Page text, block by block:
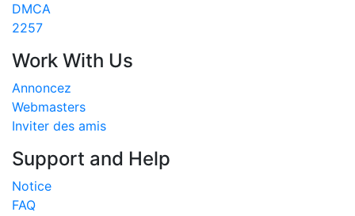
DMCA
2257
Work With Us
Annoncez
Webmasters
Inviter des amis
Support and Help
Notice
FAQ